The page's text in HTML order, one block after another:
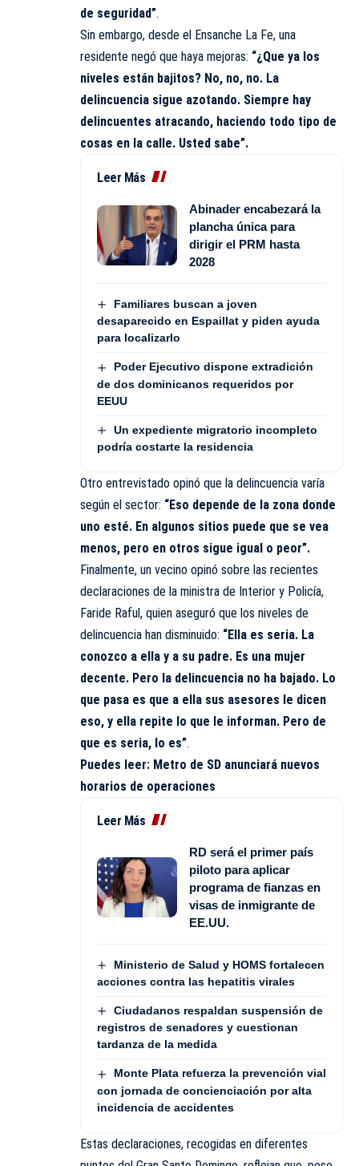
de seguridad”.
Sin embargo, desde el Ensanche La Fe, una
residente negó que haya mejoras: “¿Que ya los
niveles están bajitos? No, no, no. La
delincuencia sigue azotando. Siempre hay
delincuentes atracando, haciendo todo tipo de
cosas en la calle. Usted sabe”.
Leer Más
Abinader encabezará la
plancha única para
dirigir el PRM hasta
2028
Familiares buscan a joven
desaparecido en Espaillat y piden ayuda
para localizarlo
Poder Ejecutivo dispone extradición
de dos dominicanos requeridos por
EEUU
Un expediente migratorio incompleto
podría costarte la residencia
Otro entrevistado opinó que la delincuencia varía
según el sector: “Eso depende de la zona donde
uno esté. En algunos sitios puede que se vea
menos, pero en otros sigue igual o peor”.
Finalmente, un vecino opinó sobre las recientes
declaraciones de la ministra de Interior y Policía,
Faride Raful, quien aseguró que los niveles de
delincuencia han disminuido: “Ella es seria. La
conozco a ella y a su padre. Es una mujer
decente. Pero la delincuencia no ha bajado. Lo
que pasa es que a ella sus asesores le dicen
eso, y ella repite lo que le informan. Pero de
que es seria, lo es”.
Puedes leer: Metro de SD anunciará nuevos
horarios de operaciones
Leer Más
RD será el primer país
piloto para aplicar
programa de fianzas en
visas de inmigrante de
EE.UU.
Ministerio de Salud y HOMS fortalecen
acciones contra las hepatitis virales
Ciudadanos respaldan suspensión de
registros de senadores y cuestionan
tardanza de la medida
Monte Plata refuerza la prevención vial
con jornada de concienciación por alta
incidencia de accidentes
Estas declaraciones, recogidas en diferentes